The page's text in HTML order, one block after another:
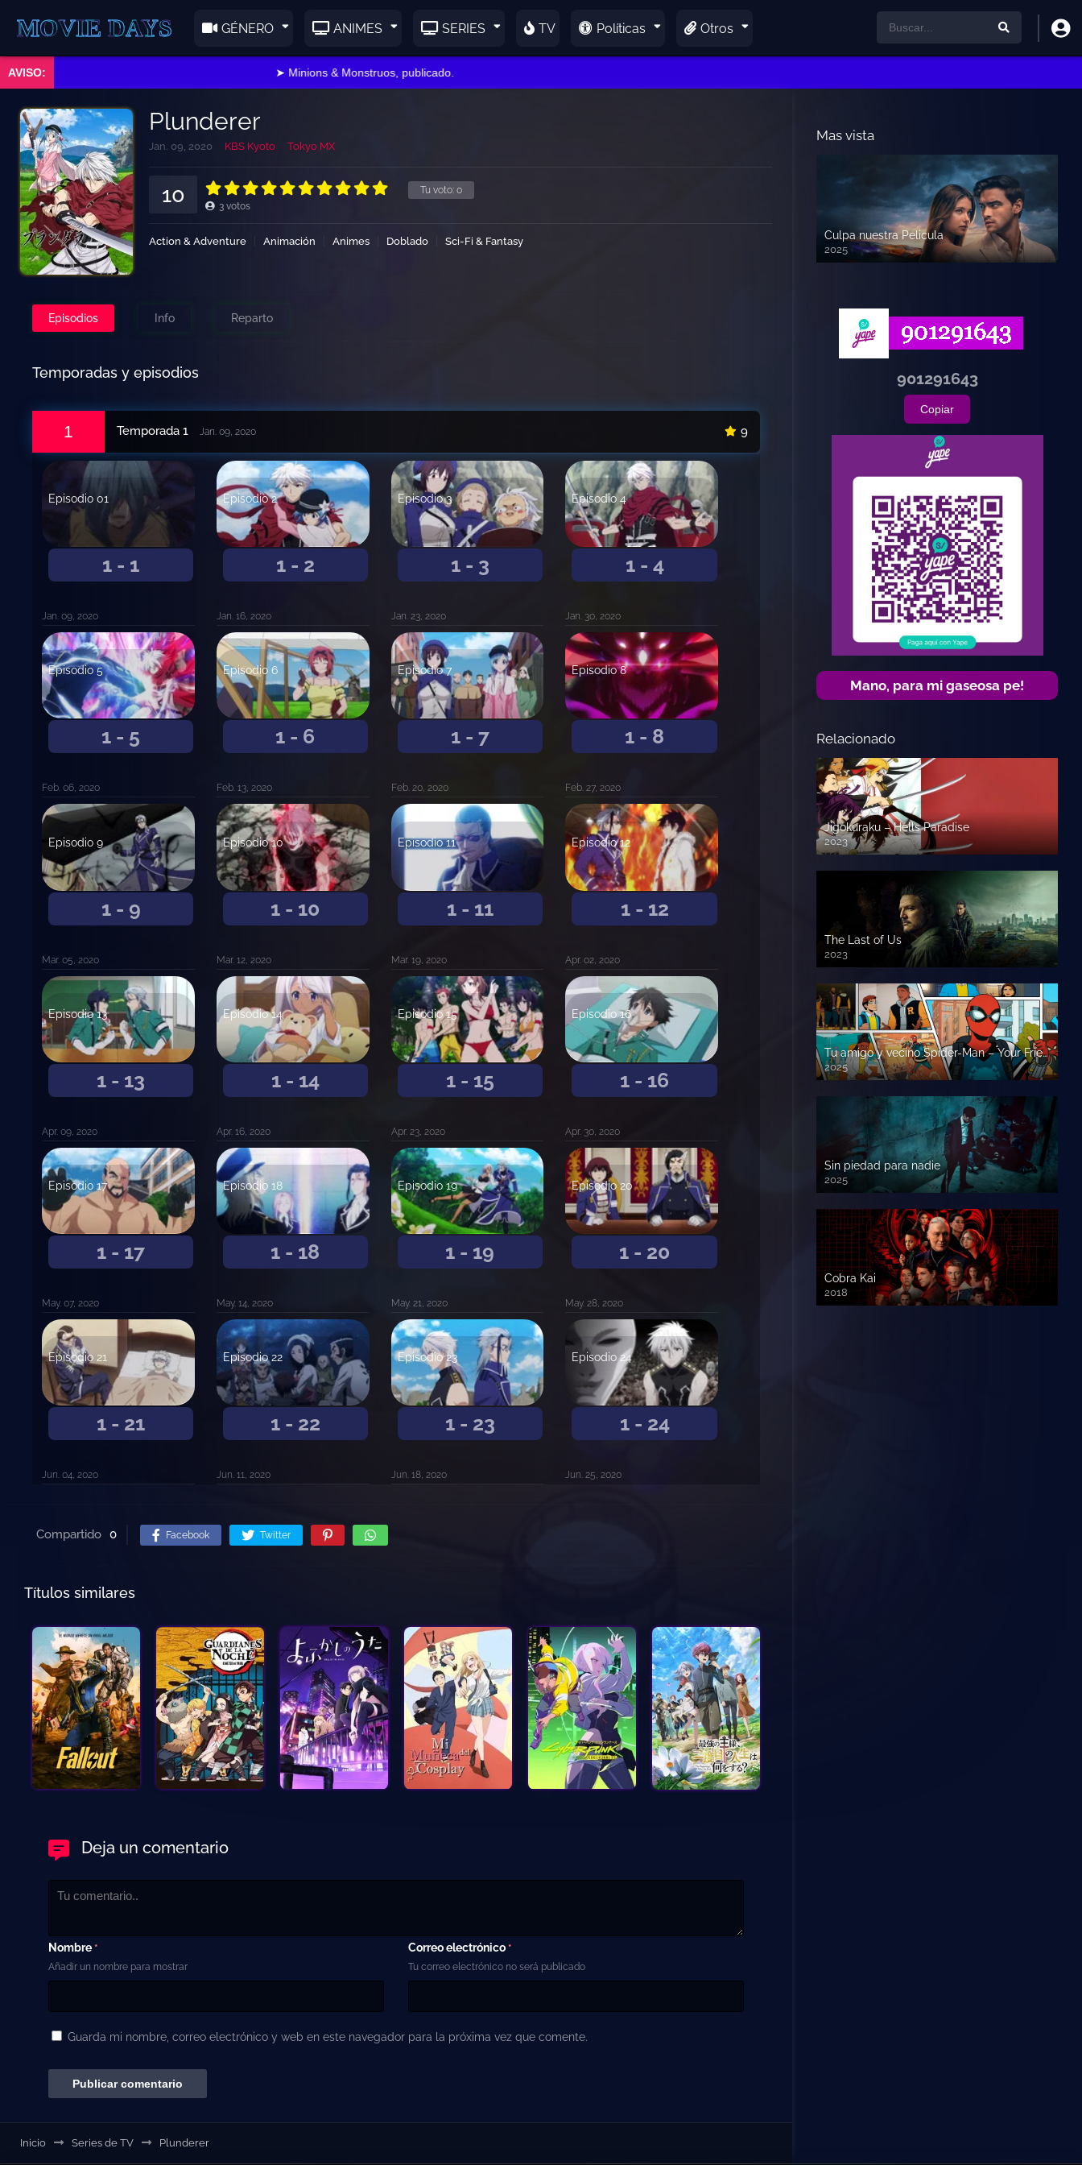
DAYS GÉNERO ANIMES SERIES TV Políticas Otros
➤ Minions & Monstruos, publicado.
Plunderer
Jan. 09, 2020 KBS Kyoto Tokyo MX
Tu voto: 0
10 3 votos
Action & Adventure Animación Animes Doblado Sci-Fi & Fantasy
Episodios Info Reparto
Temporadas y episodios
1 Temporada 1 Jan. 09, 2020 9
1 - 1
Episodio 01
Jan. 09, 2020
1 - 2
Episodio 2
Jan. 16, 2020
1 - 3
Episodio 3
Jan. 23, 2020
1 - 4
Episodio 4
Jan. 30, 2020
1 - 5
Episodio 5
Feb. 06, 2020
1 - 6
Episodio 6
Feb. 13, 2020
1 - 7
Episodio 7
Feb. 20, 2020
1 - 8
Episodio 8
Feb. 27, 2020
1 - 9
Episodio 9
Mar. 05, 2020
1 - 10
Episodio 10
Mar. 12, 2020
1 - 11
Episodio 11
Mar. 19, 2020
1 - 12
Episodio 12
Apr. 02, 2020
1 - 13
Episodio 13
Apr. 09, 2020
1 - 14
Episodio 14
Apr. 16, 2020
1 - 15
Episodio 15
Apr. 23, 2020
1 - 16
Episodio 16
Apr. 30, 2020
1 - 17
Episodio 17
May. 07, 2020
1 - 18
Episodio 18
May. 14, 2020
1 - 19
Episodio 19
May. 21, 2020
1 - 20
Episodio 20
May. 28, 2020
1 - 21
Episodio 21
Jun. 04, 2020
1 - 22
Episodio 22
Jun. 11, 2020
1 - 23
Episodio 23
Jun. 18, 2020
1 - 24
Episodio 24
Jun. 25, 2020
Compartido 0 Facebook Twitter
Títulos similares
Deja un comentario
Nombre *
Añadir un nombre para mostrar
Correo electrónico *
Tu correo electrónico no será publicado
Guarda mi nombre, correo electrónico y web en este navegador para la próxima vez que comente.
Inicio Series de TV Plunderer
Mas vista
Culpa nuestra Pelicula
2025
720p HD
901291643
Copiar
Mano, para mi gaseosa pe!
Relacionado
Jigokuraku – Hells Paradise
2023
The Last of Us
2023
Tu amigo y vecino Spider-Man – Your Friendly Neighborhood Spider-Man
2025
Sin piedad para nadie
2025
Cobra Kai
2018